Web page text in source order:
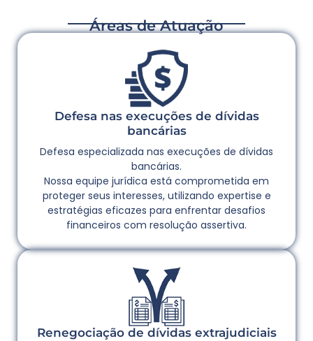
Áreas de Atuação
Defesa nas execuções de dívidas
bancárias
Defesa especializada nas execuções de dívidas
bancárias.
Nossa equipe jurídica está comprometida em
proteger seus interesses, utilizando expertise e
estratégias eficazes para enfrentar desafios
financeiros com resolução assertiva.
Renegociação de dívidas extrajudiciais